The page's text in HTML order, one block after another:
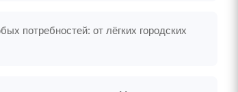
потребностей: от лёгких городских